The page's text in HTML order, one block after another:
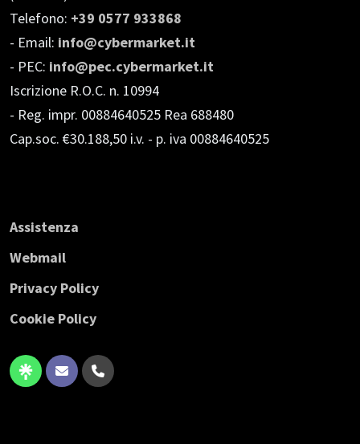
Telefono: +39 0577 933868
- Email: info@cybermarket.it
- PEC: info@pec.cybermarket.it
Iscrizione R.O.C. n. 10994
- Reg. impr. 00884640525 Rea 688480
Cap.soc. €30.188,50 i.v. - p. iva 00884640525
Assistenza
Webmail
Privacy Policy
Cookie Policy